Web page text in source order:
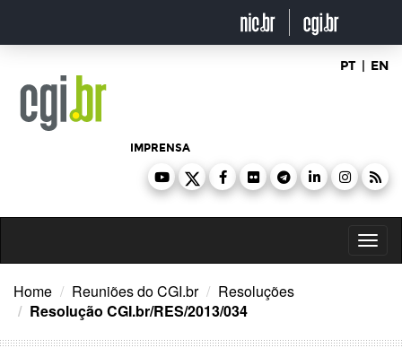
o
PT | EN
IMPRENSA
Home Reuniões do CGI.br
Resoluções
Resolução CGI.br/RES/2013/034